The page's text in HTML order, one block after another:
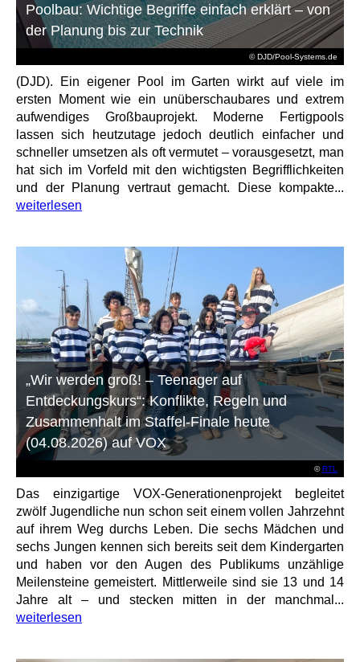
© DJD/Pool-Systems.de
Poolbau: Wichtige Begriffe einfach erklärt – von
der Planung bis zur Technik
(DJD). Ein eigener Pool im Garten wirkt auf viele im
ersten Moment wie ein unüberschaubares und extrem
aufwendiges Großbauprojekt. Moderne Fertigpools
lassen sich heutzutage jedoch deutlich einfacher und
schneller umsetzen als oft vermutet – vorausgesetzt, man
hat sich im Vorfeld mit den wichtigsten Begrifflichkeiten
und der Planung vertraut gemacht. Diese kompakte...
weiterlesen
©RTL
„Wir werden groß! – Teenager auf
Entdeckungskurs“: Konflikte, Regeln und
Zusammenhalt im Staffel-Finale heute
(04.08.2026) auf VOX
Das einzigartige VOX-Generationenprojekt begleitet
zwölf Jugendliche nun schon seit einem vollen Jahrzehnt
auf ihrem Weg durchs Leben. Die sechs Mädchen und
sechs Jungen kennen sich bereits seit dem Kindergarten
und haben vor den Augen des Publikums unzählige
Meilensteine gemeistert. Mittlerweile sind sie 13 und 14
Jahre alt – und stecken mitten in der manchmal...
weiterlesen